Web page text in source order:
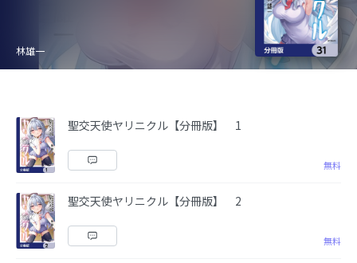
林雄一
聖交天使ヤリニクル【分冊版】 1
無料
聖交天使ヤリニクル【分冊版】 2
無料